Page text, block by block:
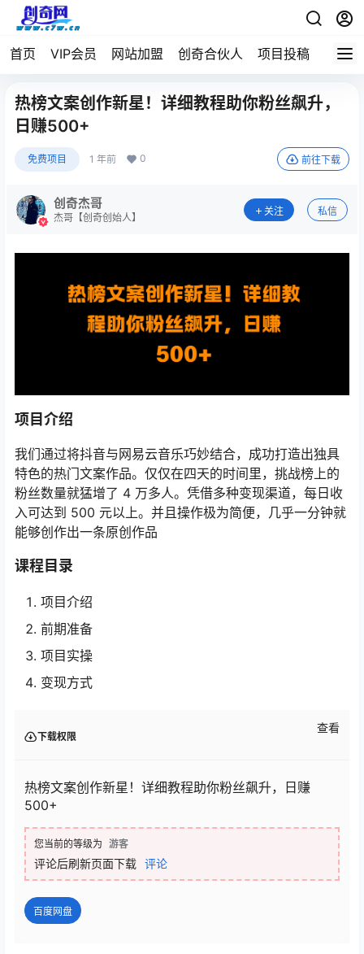
首页 VIP会员 网站加盟 创奇合伙人 项目投稿
热榜文案创作新星！详细教程助你粉丝飙升，
日赚500+
免费项目 1 年前 0 前往下载
创奇杰哥
杰哥【创奇创始人】
关注 私信
项目介绍
我们通过将抖音与网易云音乐巧妙结合，成功打造出独具
特色的热门文案作品。仅仅在四天的时间里，挑战榜上的
粉丝数量就猛增了 4 万多人。凭借多种变现渠道，每日收
入可达到 500 元以上。并且操作极为简便，几乎一分钟就
能够创作出一条原创作品
课程目录
项目介绍
前期准备
项目实操
变现方式
下载权限
查看
热榜文案创作新星！详细教程助你粉丝飙升，日赚
500+
您当前的等级为 游客
评论后刷新页面下载 评论
百度网盘